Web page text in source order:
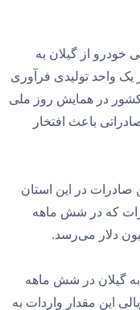
خودرو از گیلان به
یک واحد تولیدی فرآوری
کشور در همایش روز ملی
باعث افتخار
از انجام ۶۰۵ هزار تن صادرات در این استان
که در شش ماهه
تن واردات به گیلان در شش ماهه
این مقدار واردات به